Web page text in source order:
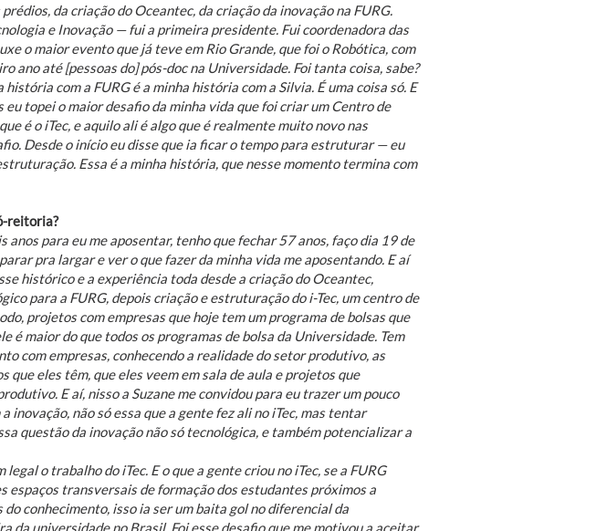
da criação do Oceantec, da criação da inovação na FURG.
e Inovação — fui a primeira presidente. Fui coordenadora das
o maior evento que já teve em Rio Grande, que foi o Robótica, com
ano até [pessoas do] pós-doc na Universidade. Foi tanta coisa, sabe?
com a FURG é a minha história com a Silvia. É uma coisa só. E
topei o maior desafio da minha vida que foi criar um Centro de
é o iTec, e aquilo ali é algo que é realmente muito novo nas
Desde o início eu disse que ia ficar o tempo para estruturar — eu
Essa é a minha história, que nesse momento termina com
reitoria?
anos para eu me aposentar, tenho que fechar 57 anos, faço dia 19 de
pra largar e ver o que fazer da minha vida me aposentando. E aí
histórico e a experiência toda desde a criação do Oceantec,
para a FURG, depois criação e estruturação do i-Tec, um centro de
projetos com empresas que hoje tem um programa de bolsas que
é maior do que todos os programas de bolsa da Universidade. Tem
com empresas, conhecendo a realidade do setor produtivo, as
que eles têm, que eles veem em sala de aula e projetos que
E aí, nisso a Suzane me convidou para eu trazer um pouco
inovação, não só essa que a gente fez ali no iTec, mas tentar
questão da inovação não só tecnológica, e também potencializar a
o trabalho do iTec. E o que a gente criou no iTec, se a FURG
espaços transversais de formação dos estudantes próximos a
conhecimento, isso ia ser um baita gol no diferencial da
da universidade no Brasil. Foi esse desafio que me motivou a aceitar.